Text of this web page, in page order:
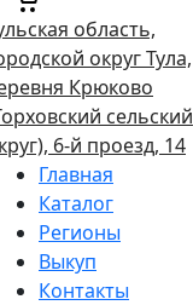
область,
округ Тула,
Крюково
сельский
6-й проезд, 14
Главная
Каталог
Регионы
Выкуп
Контакты